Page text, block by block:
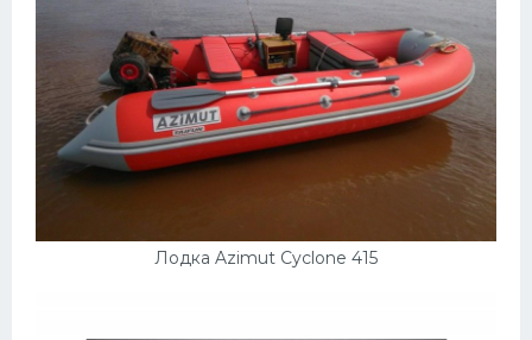
Лодка Azimut Cyclone 415